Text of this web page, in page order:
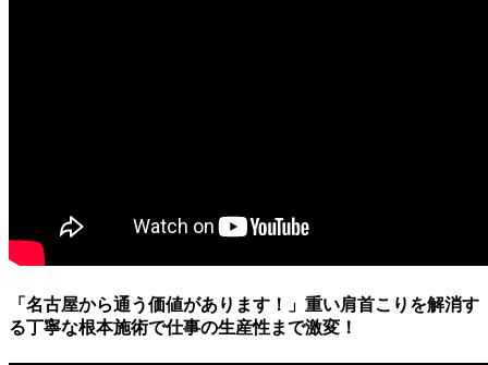
「名古屋から通う価値があります！」重い肩首こりを解消す
る丁寧な根本施術で仕事の生産性まで激変！